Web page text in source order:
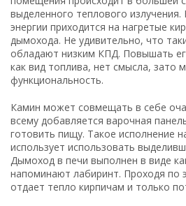
выделенного теплового
энергии приходится на нагретые
дымохода. Не удивительно, что
обладают низким КПД. Повышать
как вид топлива, нет смысла, зато
функциональность.
Камин может совмещать в себе
всему добавляется варочная
готовить пищу. Такое исполнение
использует использовать
Дымоход в печи выполнен в виде
напоминают лабиринт. Проходя по
отдает тепло кирпичам и только